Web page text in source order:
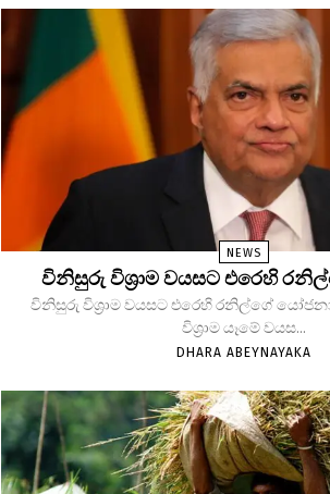
NEWS
විනිසුරු විශ්‍රාම වයසට එරෙහි
විනිසුරු විශ්‍රාම වයසට එරෙහි රනිල්ගේ
විශ්‍රාම යෑමේ වයස...
DHARA ABEYNAYAKA